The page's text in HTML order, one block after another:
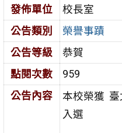
發佈單位
校長室
公告類別
榮譽事蹟
公告等級
恭賀
點閱次數
959
公告內容
本校榮獲 臺
入選